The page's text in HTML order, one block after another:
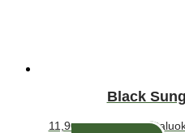
Black
11,90€ – 17,90€